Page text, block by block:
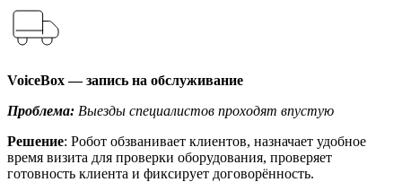
VoiceBox — запись на обслуживание
Проблема: Выезды специалистов проходят впустую
Решение: Робот обзванивает клиентов, назначает удобное
время визита для проверки оборудования, проверяет
готовность клиента и фиксирует договорённость.